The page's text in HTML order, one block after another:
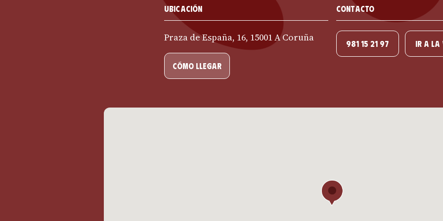
Ubicación
Praza de España, 16, 15001 A Coruña
cómo llegar
Contacto
981 15 21 97 IR A LA